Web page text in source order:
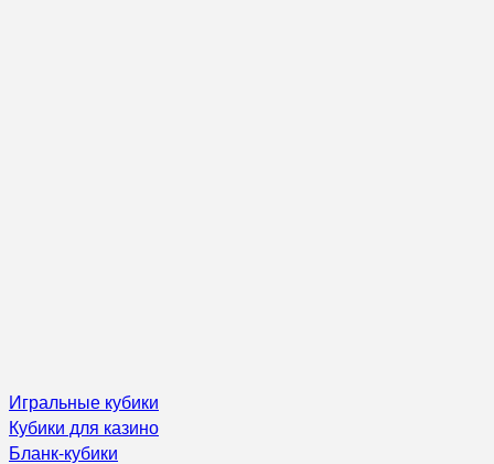
Игральные кубики
Кубики для казино
Бланк-кубики